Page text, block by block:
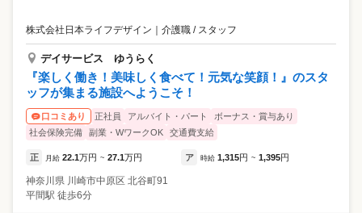
株式会社日本ライフデザイン 介護職 / スタッフ
デイサービス ゆうらく
『楽しく働き！美味しく食べて！元気な笑顔！』のスタ
ッフが集まる施設へようこそ！
口コミあり 正社員 アルバイト・パート
ボーナス・賞与あり
社会保険完備
副業・WワークOK 交通費支給
正 月給 22.1万円 ~ 27.1万円 ア 時給 1,315円 ~ 1,395円
神奈川県 川崎市中原区 北谷町91
平間駅 徒歩6分